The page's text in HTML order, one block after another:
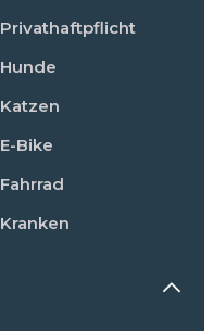
Privathaftpflicht
Hunde
Katzen
E-Bike
Fahrrad
Kranken